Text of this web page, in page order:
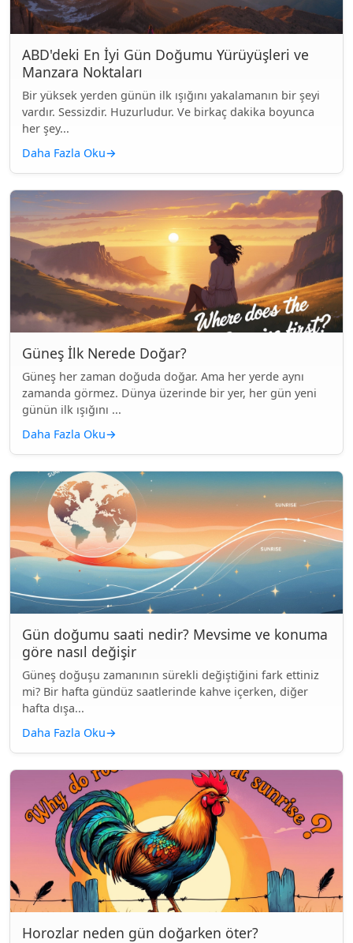
ABD'deki En İyi Gün Doğumu Yürüyüşleri ve
Manzara Noktaları
Bir yüksek yerden günün ilk ışığını yakalamanın bir şeyi
vardır. Sessizdir. Huzurludur. Ve birkaç dakika boyunca
her şey...
Daha Fazla Oku→
Güneş İlk Nerede Doğar?
Güneş her zaman doğuda doğar. Ama her yerde aynı
zamanda görmez. Dünya üzerinde bir yer, her gün yeni
günün ilk ışığını ...
Daha Fazla Oku→
Gün doğumu saati nedir? Mevsime ve konuma
göre nasıl değişir
Güneş doğuşu zamanının sürekli değiştiğini fark ettiniz
mi? Bir hafta gündüz saatlerinde kahve içerken, diğer
hafta dışa...
Daha Fazla Oku→
Horozlar neden gün doğarken öter?